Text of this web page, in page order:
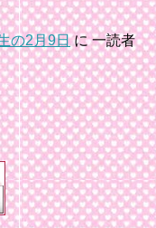
の2月9日に一読者